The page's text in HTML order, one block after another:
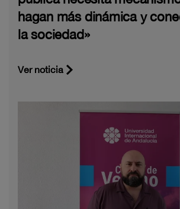
hagan más dinámica y
la sociedad»
Ver noticia